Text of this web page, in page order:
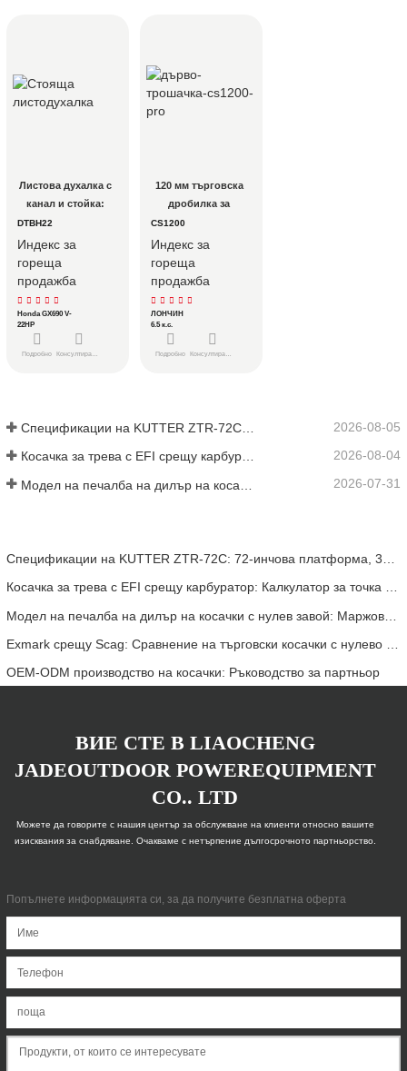
Листова духалка с
канал и стойка:
6000 CFM прецизен
въздушен поток с
управление
DTBH22
Индекс за
гореща
продажба
Honda GX690 V-Twin Бензин
22HP
Подробно
120 мм търговска
дробилка за
дървесина за
дървета,
операции и тежки
ландшафтни
CS1200
Индекс за
гореща
продажба
ЛОНЧИН
6.5 к.с.
Подробно
2026-08-05
Косачка за трева с EFI срещу карбуратор: Калкулатор за точка на рентабилност за автопаркове 2026-08-04
2026-07-31
Косачка за трева с EFI срещу карбуратор: Калкулатор за точка на рентабилност за автопаркове
OEM-ODM производство на косачки: Ръководство за партньор
ВИЕ СТЕ В LIAOCHENG
JADEOUTDOOR POWEREQUIPMENT
CO.. LTD
Можете да говорите с нашия център за обслужване на клиенти относно вашите
изисквания за снабдяване. Очакваме с нетърпение дългосрочното партньорство.
Попълнете информацията си, за да получите безплатна оферта